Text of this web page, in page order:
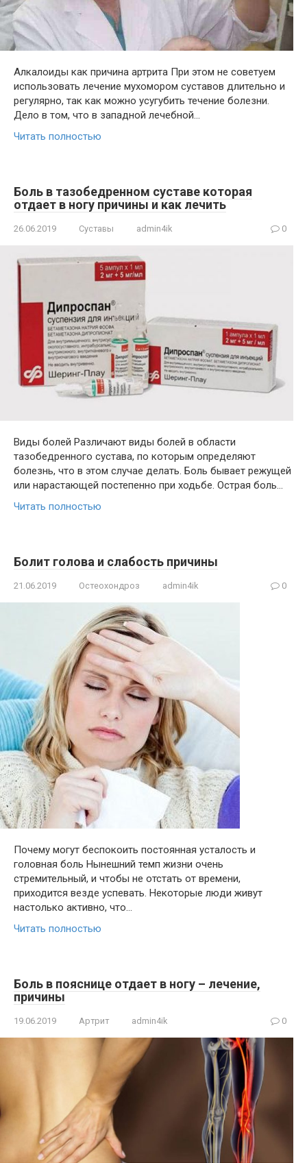
Алкалоиды как причина артрита При этом не советуем
использовать лечение мухомором суставов длительно и
регулярно, так как можно усугубить течение болезни.
Дело в том, что в западной лечебной…
Читать полностью
Боль в тазобедренном суставе которая
отдает в ногу причины и как лечить
26.06.2019 Суставы admin4ik 0
Виды болей Различают виды болей в области
тазобедренного сустава, по которым определяют
болезнь, что в этом случае делать. Боль бывает режущей
или нарастающей постепенно при ходьбе. Острая боль…
Читать полностью
Болит голова и слабость причины
21.06.2019 Остеохондроз admin4ik 0
Почему могут беспокоить постоянная усталость и
головная боль Нынешний темп жизни очень
стремительный, и чтобы не отстать от времени,
приходится везде успевать. Некоторые люди живут
настолько активно, что…
Читать полностью
Боль в пояснице отдает в ногу – лечение,
причины
19.06.2019 Артрит admin4ik 0